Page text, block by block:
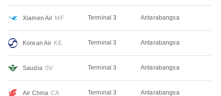
Xiamen Air MF Terminal 3 Antarabangsa
Korean Air KE Terminal 3 Antarabangsa
Saudia SV Terminal 3 Antarabangsa
Air China CA Terminal 3 Antarabangsa